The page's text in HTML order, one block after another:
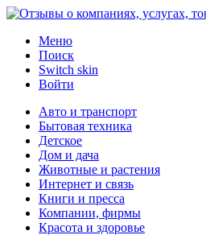
Меню
Поиск
Switch skin
Войти
Авто и транспорт
Бытовая техника
Детское
Дом и дача
Животные и растения
Интернет и связь
Книги и пресса
Компании, фирмы
Красота и здоровье